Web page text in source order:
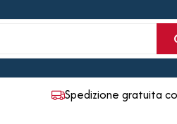
Spedizione gratuita